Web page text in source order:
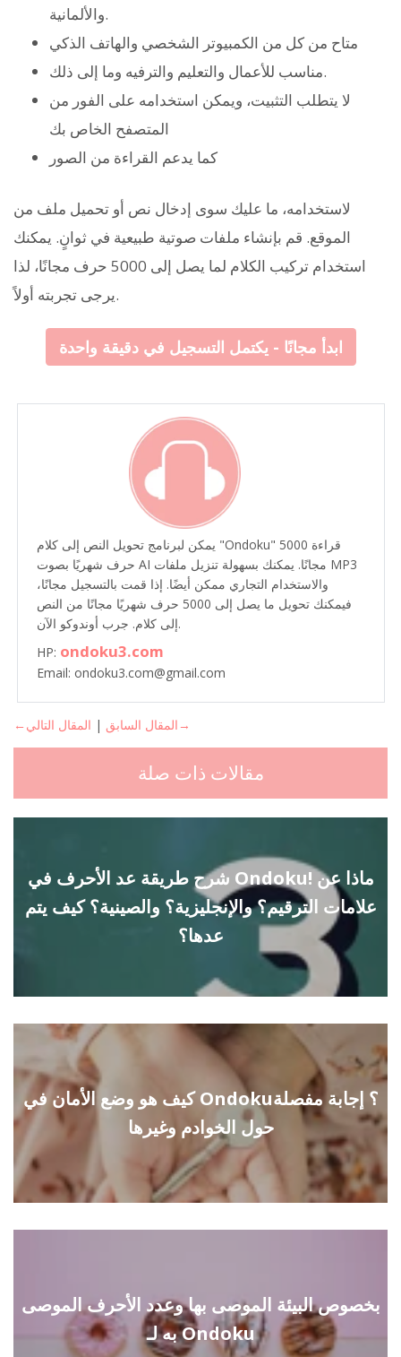
والألمانية.
متاح من كل من الكمبيوتر الشخصي والهاتف الذكي
مناسب للأعمال والتعليم والترفيه وما إلى ذلك.
لا يتطلب التثبيت، ويمكن استخدامه على الفور من
المتصفح الخاص بك
كما يدعم القراءة من الصور
لاستخدامه، ما عليك سوى إدخال نص أو تحميل ملف من
الموقع. قم بإنشاء ملفات صوتية طبيعية في ثوانٍ. يمكنك
استخدام تركيب الكلام لما يصل إلى 5000 حرف مجانًا، لذا
يرجى تجربته أولاً.
ابدأ مجانًا - يكتمل التسجيل في دقيقة واحدة
يمكن لبرنامج تحويل النص إلى كلام "Ondoku" قراءة 5000
حرف شهريًا بصوت AI مجانًا. يمكنك بسهولة تنزيل ملفات MP3
والاستخدام التجاري ممكن أيضًا. إذا قمت بالتسجيل مجانًا،
فيمكنك تحويل ما يصل إلى 5000 حرف شهريًا مجانًا من النص
إلى كلام. جرب أوندوكو الآن.
HP: ondoku3.com
Email: ondoku3.com@gmail.com
←المقال السابق | المقال التالي→
مقالات ذات صلة
شرح طريقة عد الأحرف في Ondoku! ماذا عن
علامات الترقيم؟ والإنجليزية؟ والصينية؟ كيف يتم
عدها؟
كيف هو وضع الأمان في Ondoku؟ إجابة مفصلة
حول الخوادم وغيرها
بخصوص البيئة الموصى بها وعدد الأحرف الموصى
به لـ Ondoku